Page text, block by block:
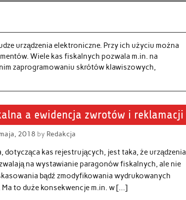
urządzenia elektroniczne. Przy ich użyciu można
Wiele kas fiskalnych pozwala m.in. na
zaprogramowaniu skrótów klawiszowych,
a ewidencja zwrotów i reklamacji
2018 by Redakcja
dotycząca kas rejestrujących, jest taka, że urządzenia
na wystawianie paragonów fiskalnych, ale nie
bądź zmodyfikowania wydrukowanych
to duże konsekwencje m.in. w […]